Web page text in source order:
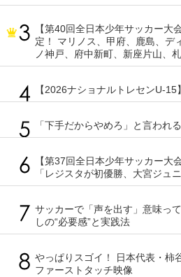
【第40回全日本少年サッカー大
定！ マリノス、甲府、鹿島、デ
ノ神戸、府中新町、新座片山、
【2026ナショナルトレセンU-
「下手だからやめろ」と言われ
【第37回全日本少年サッカー大
「レジスタが初優勝、大宮ジュ
サッカーで「声を出す」意味っ
しの“必要感”と実践法
やっぱりスゴイ！ 日本代表・柿
ファーストタッチ映像